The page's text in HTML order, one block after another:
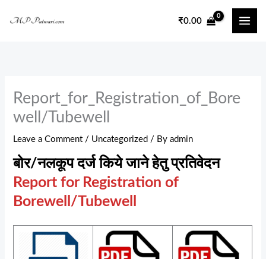
₹0.00
Report_for_Registration_of_Bore
well/Tubewell
Leave a Comment / Uncategorized / Byadmin
बोर/नलकूप दर्ज किये जाने हेतु प्रतिवेदन
Report for Registration of
Borewell/Tubewell